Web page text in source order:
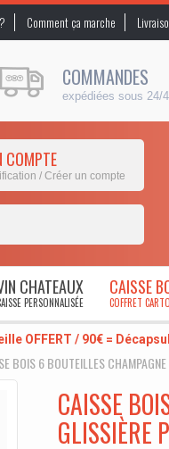
Comment ça marche
COMMANDES
expédiées sous 24/
COMPTE
/ Créer un compte
CHATEAUX
PERSONNALISÉE
CAISSE
COFFRET
OFFERT / 90€ =
BOIS 6 BOUTEILLES
CAISSE
GLISSIÈRE